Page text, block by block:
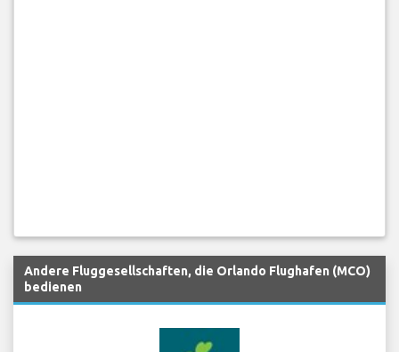
Andere Fluggesellschaften, die Orlando Flughafen (MCO)
bedienen